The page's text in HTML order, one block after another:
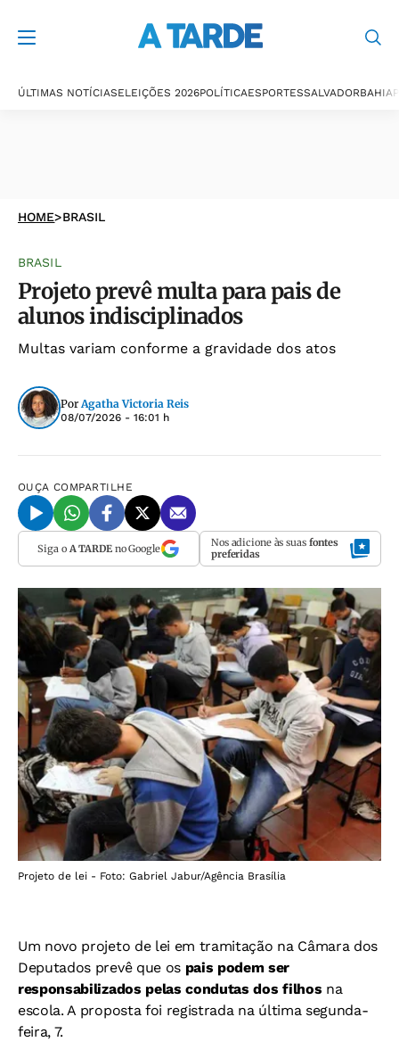
ÚLTIMAS NOTÍCIASELEIÇÕES 2026POLÍTICAESPORTESSALVADORBAHIA
HOME>BRASIL
BRASIL
Projeto prevê multa para pais de
alunos indisciplinados
Multas variam conforme a gravidade dos atos
Por Agatha Victoria Reis
08/07/2026 - 16:01 h
OUÇA COMPARTILHE
Siga o A TARDEno Google Nos adicione às suas fontes
preferidas
Projeto de lei - Foto: Gabriel Jabur/Agência Brasília
Um novo projeto de lei em tramitação na Câmara dos
Deputados prevê que os pais podem ser
responsabilizados pelas condutas dos filhos na
escola. A proposta foi registrada na última segunda-
feira, 7.